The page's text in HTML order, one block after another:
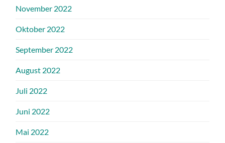
November 2022
Oktober 2022
September 2022
August 2022
Juli 2022
Juni 2022
Mai 2022